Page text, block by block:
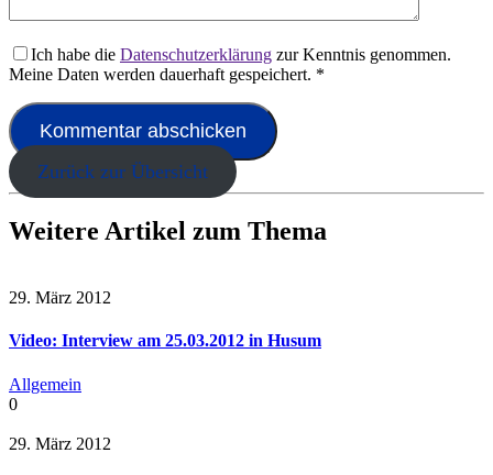
Ich habe die Datenschutzerklärung zur Kenntnis genommen.
Meine Daten werden dauerhaft gespeichert. *
Zurück zur Übersicht
Weitere Artikel zum Thema
29. März 2012
Video: Interview am 25.03.2012 in Husum
Allgemein
0
29. März 2012